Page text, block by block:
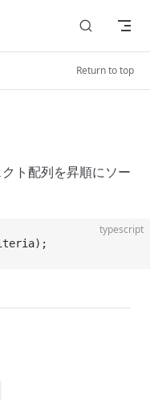
Return to top
ト配列を昇順にソー
typescript